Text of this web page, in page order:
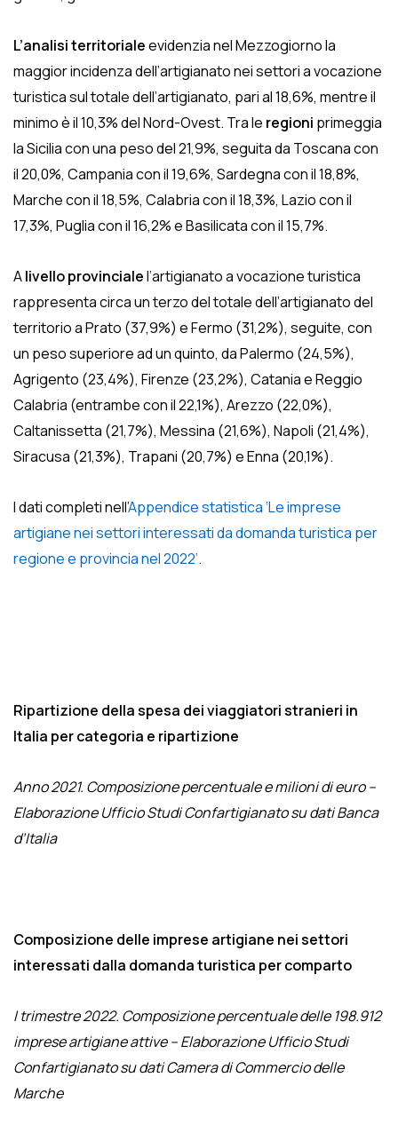
L’analisi territorialeevidenzia nel Mezzogiorno la
maggior incidenza dell’artigianato nei settori a vocazione
turistica sul totale dell’artigianato, pari al 18,6%, mentre il
minimo è il 10,3% del Nord-Ovest. Tra le regioni primeggia
la Sicilia con una peso del 21,9%, seguita da Toscana con
il 20,0%, Campania con il 19,6%, Sardegna con il 18,8%,
Marche con il 18,5%, Calabria con il 18,3%, Lazio con il
17,3%, Puglia con il 16,2% e Basilicata con il 15,7%.
Alivello provincialel’artigianato a vocazione turistica
rappresenta circa un terzo del totale dell’artigianato del
territorio a Prato (37,9%) e Fermo (31,2%), seguite, con
un peso superiore ad un quinto, da Palermo (24,5%),
Agrigento (23,4%), Firenze (23,2%), Catania e Reggio
Calabria (entrambe con il 22,1%), Arezzo (22,0%),
Caltanissetta (21,7%), Messina (21,6%), Napoli (21,4%),
Siracusa (21,3%), Trapani (20,7%) e Enna (20,1%).
I dati completi nell’Appendice statistica ‘Le imprese
artigiane nei settori interessati da domanda turistica per
regione e provincia nel 2022’.
Ripartizione della spesa dei viaggiatori stranieri in
Italia per categoria e ripartizione
Anno 2021. Composizione percentuale e milioni di euro –
Elaborazione Ufficio Studi Confartigianato su dati Banca
d’Italia
Composizione delle imprese artigiane nei settori
interessati dalla domanda turistica per comparto
I trimestre 2022. Composizione percentuale delle 198.912
imprese artigiane attive – Elaborazione Ufficio Studi
Confartigianato su dati Camera di Commercio delle
Marche